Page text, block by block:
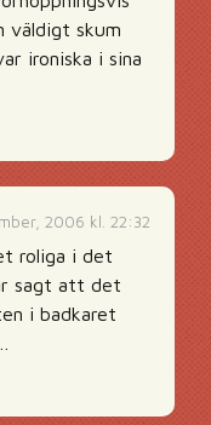
väldigt skum
ironiska i sina
2006 kl. 22:32
roliga i det
sagt att det
i badkaret